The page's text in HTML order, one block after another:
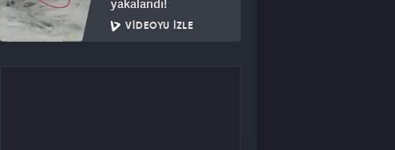
yakalandı!
VIDEOYU İZLE